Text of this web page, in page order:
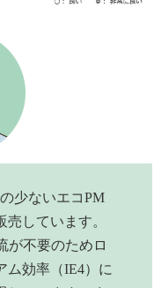
少ないエコPM
売しています。
が不要のためロ
ム効率（IE4）に